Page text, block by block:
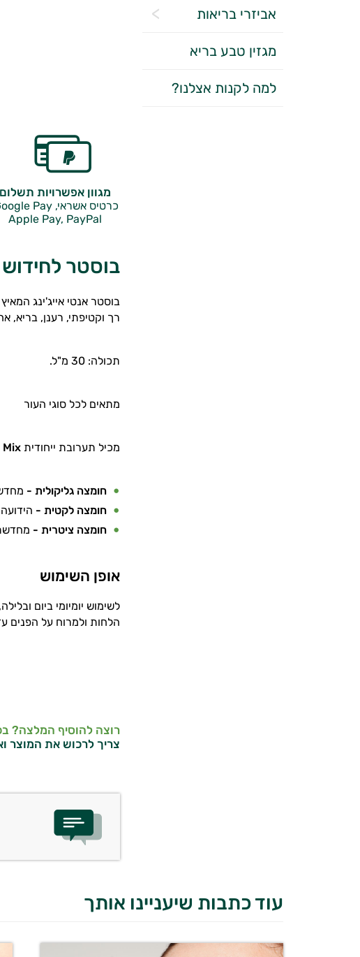
אביזרי בריאות
מגזין טבע בריא
למה לקנות אצלנו?
מגוון אפשרויות תשלום
כרטיס אשראי, Google Pay,
Apple Pay, PayPal
בוסטר
בוסטר אנטי אייג'ינג
רך וקטיפתי, רענן, בריא, אחיד וזוהר
תכולה: 30 מ"ל.
מתאים לכל סוגי העור
מכיל תערובת ייחודית Mix
חומצה גליקולית -
חומצה לקטית -
חומצה ציטרית -
אופן השימוש
הלחות ולמרוח על הפנים
רוצה להוסיף המלצה?
צריך לרכוש את המוצר
עוד כתבות שיעניינו אותך